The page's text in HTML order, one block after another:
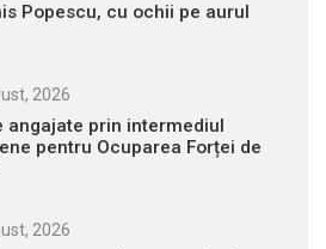
Popescu, cu ochii pe aurul
2026
angajate prin intermediul
pentru Ocuparea Forței de
2026